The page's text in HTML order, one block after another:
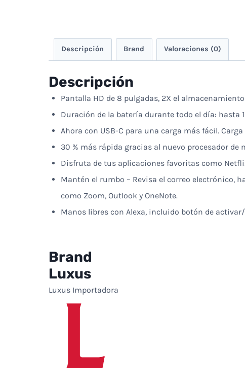
Descripción Brand Valoraciones (0)
Descripción
Pantalla HD de 8 pulgadas, 2X el
Duración de la batería durante todo el día: hasta
Ahora con USB-C para una carga más fácil.
30 % más rápida gracias al nuevo procesador de
Disfruta de tus aplicaciones favoritas como
Mantén el rumbo – Revisa el correo electrónico,
como Zoom, Outlook y OneNote.
Manos libres con Alexa, incluido botón de
Brand
Luxus
Luxus Importadora